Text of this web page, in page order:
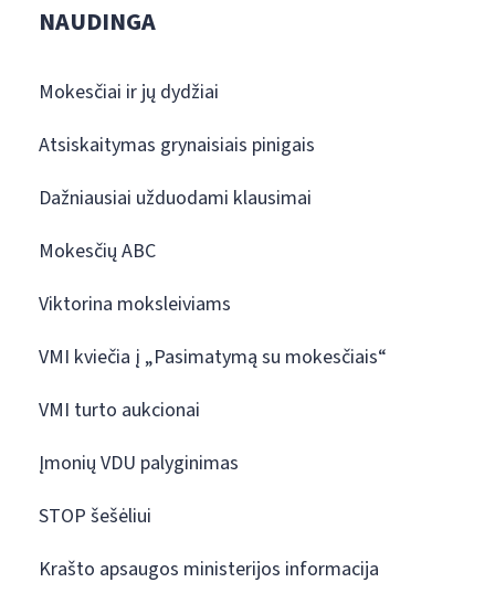
NAUDINGA
Mokesčiai ir jų dydžiai
Atsiskaitymas grynaisiais pinigais
Dažniausiai užduodami klausimai
Mokesčių ABC
Viktorina moksleiviams
VMI kviečia į „Pasimatymą su mokesčiais“
VMI turto aukcionai
Įmonių VDU palyginimas
STOP šešėliui
Krašto apsaugos ministerijos informacija